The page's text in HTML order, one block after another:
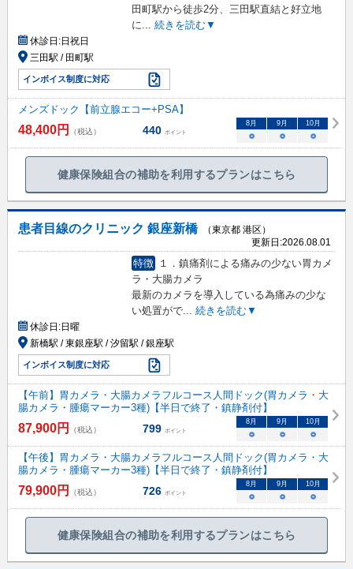
田町駅から徒歩2分、三田駅直結と好立地
に
続きを読む▼
休診日:日祝日
三田駅 / 田町駅
インボイス制度に対応
メンズドック【前立腺エコー+PSA】
48,400円 （税込） 440 ポイント
8 月 9 月 10月
○ ○ ○
健康保険組合の補助を利用するプランはこちら
患者目線のクリニック 銀座新橋
（東京都 港区）
更新日:2026.08.01
特徴
１．鎮痛剤による痛みの少ない胃カメ
ラ・大腸カメラ
最新のカメラを導入している為痛みの少な
い処置がで... 続きを読む▼
休診日:日曜
新橋駅 / 東銀座駅 / 汐留駅 / 銀座駅
インボイス制度に対応
【午前】胃カメラ・大腸カメラフルコース人間ドック(胃カメラ・大
腸カメラ・腫瘍マーカー3種)【半日で終了・鎮静剤付】
87,900円 （税込） 799 ポイント
8 月 9 月 10月
○ ○ ○
【午後】胃カメラ・大腸カメラフルコース人間ドック(胃カメラ・大
腸カメラ・腫瘍マーカー3種)【半日で終了・鎮静剤付】
79,900円 （税込） 726 ポイント
8 月 9 月 10月
○ ○ ○
健康保険組合の補助を利用するプランはこちら